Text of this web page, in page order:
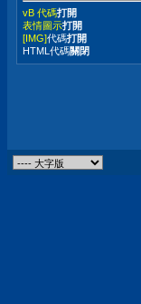
vB 代碼打開
表情圖示打開
[IMG]代碼打開
HTML代碼關閉